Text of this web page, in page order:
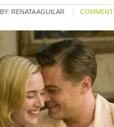
BY: RENATA AGUILAR COMMENT